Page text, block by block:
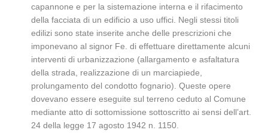
capannone e per la sistemazione interna e il rifacimento
della facciata di un edificio a uso uffici. Negli stessi titoli
edilizi sono state inserite anche delle prescrizioni che
imponevano al signor Fe. di effettuare direttamente alcuni
interventi di urbanizzazione (allargamento e asfaltatura
della strada, realizzazione di un marciapiede,
prolungamento del condotto fognario). Queste opere
dovevano essere eseguite sul terreno ceduto al Comune
mediante atto di sottomissione sottoscritto ai sensi dell’art.
24 della legge 17 agosto 1942 n. 1150.